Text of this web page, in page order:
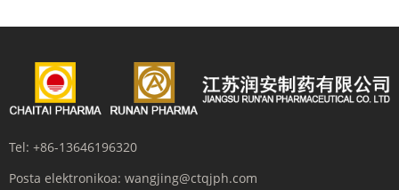
Tel: +86-13646196320
Posta elektronikoa: wangjing@ctqjph.com